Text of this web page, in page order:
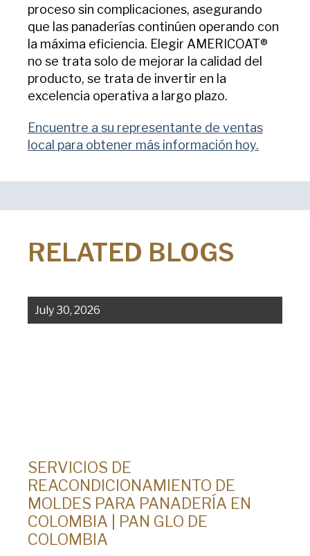
proceso sin complicaciones, asegurando
que las panaderías continúen operando con
la máxima eficiencia. Elegir AMERICOAT®
no se trata solo de mejorar la calidad del
producto, se trata de invertir en la
excelencia operativa a largo plazo.
Encuentre a su representante de ventas
local para obtener más información hoy.
RELATED BLOGS
July 30, 2026
SERVICIOS DE
REACONDICIONAMIENTO DE
MOLDES PARA PANADERÍA EN
COLOMBIA | PAN GLO DE
COLOMBIA